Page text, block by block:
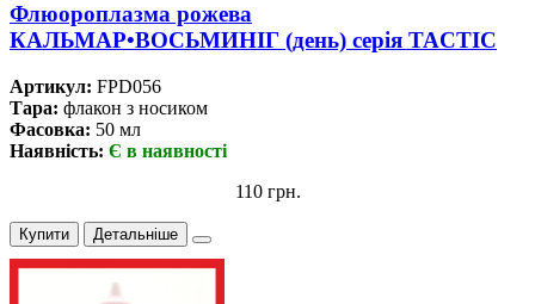
Флюороплазма рожева
КАЛЬМАР•ВОСЬМИНІГ (день) серiя TACTIC
Артикул: FPD056
Тара: флакон з носиком
Фасовка: 50 мл
Наявність: Є в наявності
110 грн.
Купити Детальніше